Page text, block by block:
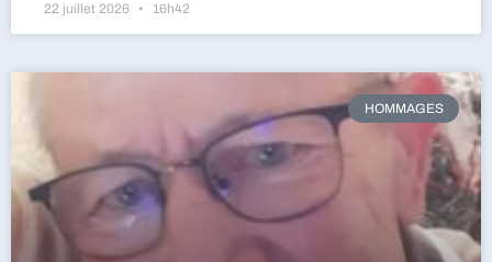
22 juillet 2026 16h42
HOMMAGES